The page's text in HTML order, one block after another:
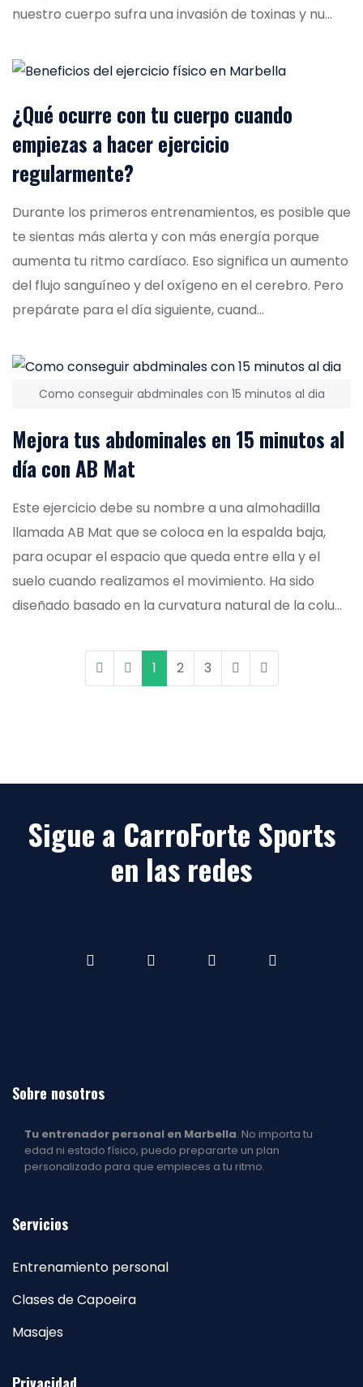
nuestro cuerpo sufra una invasión de toxinas y nu...
¿Qué ocurre con tu cuerpo cuando
empiezas a hacer ejercicio
regularmente?
Durante los primeros entrenamientos, es posible que
te sientas más alerta y con más energía porque
aumenta tu ritmo cardíaco. Eso significa un aumento
del flujo sanguíneo y del oxígeno en el cerebro. Pero
prepárate para el día siguiente, cuand...
Como conseguir abdminales con 15 minutos al dia
Mejora tus abdominales en 15 minutos al
día con AB Mat
Este ejercicio debe su nombre a una almohadilla
llamada AB Mat que se coloca en la espalda baja,
para ocupar el espacio que queda entre ella y el
suelo cuando realizamos el movimiento. Ha sido
diseñado basado en la curvatura natural de la colu...
1 2 3
Sigue a CarroForte Sports
en las redes
Facebook Instagram youtube
Sobre nosotros
Tu entrenador personal en Marbella. No importa tu
edad ni estado físico, puedo prepararte un plan
personalizado para que empieces a tu ritmo.
Servicios
Entrenamiento personal
Clases de Capoeira
Masajes